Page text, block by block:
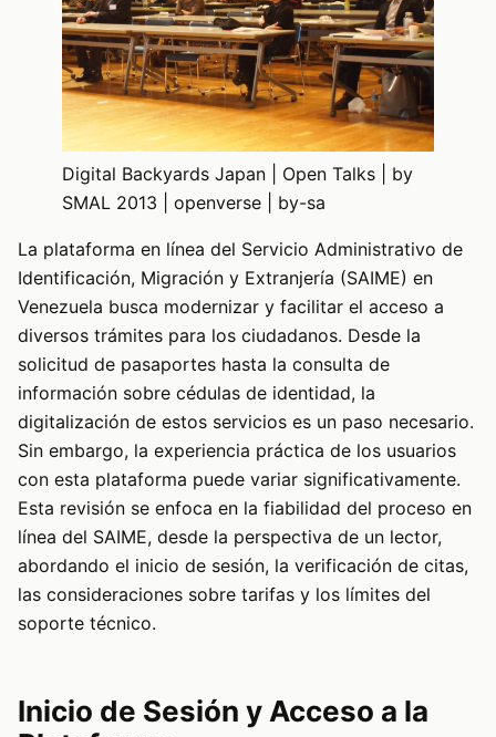
Digital Backyards Japan | Open Talks | by
SMAL 2013 | openverse | by-sa
La plataforma en línea del Servicio Administrativo de
Identificación, Migración y Extranjería (SAIME) en
Venezuela busca modernizar y facilitar el acceso a
diversos trámites para los ciudadanos. Desde la
solicitud de pasaportes hasta la consulta de
información sobre cédulas de identidad, la
digitalización de estos servicios es un paso necesario.
Sin embargo, la experiencia práctica de los usuarios
con esta plataforma puede variar significativamente.
Esta revisión se enfoca en la fiabilidad del proceso en
línea del SAIME, desde la perspectiva de un lector,
abordando el inicio de sesión, la verificación de citas,
las consideraciones sobre tarifas y los límites del
soporte técnico.
Inicio de Sesión y Acceso a la